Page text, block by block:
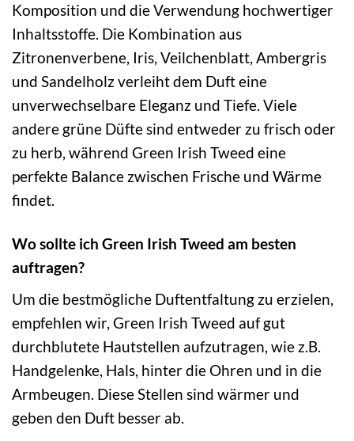
Komposition und die Verwendung hochwertiger
Inhaltsstoffe. Die Kombination aus
Zitronenverbene, Iris, Veilchenblatt, Ambergris
und Sandelholz verleiht dem Duft eine
unverwechselbare Eleganz und Tiefe. Viele
andere grüne Düfte sind entweder zu frisch oder
zu herb, während Green Irish Tweed eine
perfekte Balance zwischen Frische und Wärme
findet.
Wo sollte ich Green Irish Tweed am besten
auftragen?
Um die bestmögliche Duftentfaltung zu erzielen,
empfehlen wir, Green Irish Tweed auf gut
durchblutete Hautstellen aufzutragen, wie z.B.
Handgelenke, Hals, hinter die Ohren und in die
Armbeugen. Diese Stellen sind wärmer und
geben den Duft besser ab.